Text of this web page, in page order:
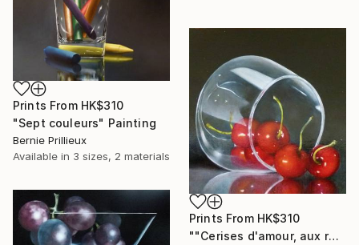
Prints From HK$310
"Sept couleurs" Painting
Bernie Prillieux
Available in 3 sizes, 2 materials
Prints From HK$310
""Cerises d'amour, aux robes pareilles" "Cherries of love, in similar dresses"" Painting